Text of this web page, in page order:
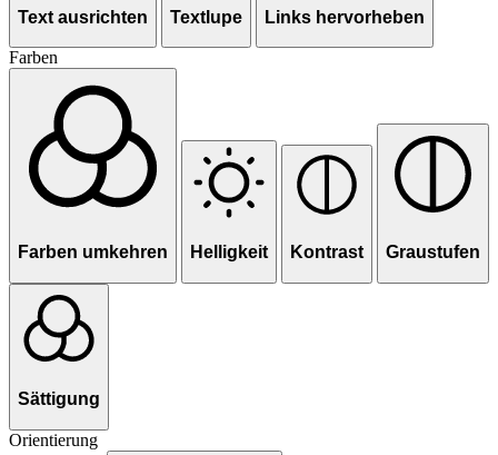
Text ausrichten Textlupe Links hervorheben
Farben
Farben umkehren Helligkeit Kontrast Graustufen
Sättigung
Orientierung